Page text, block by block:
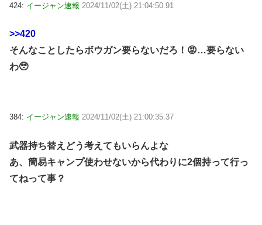
424: イージャン速報 2024/11/02(土) 21:04:50.91
>>420
そんなことしたらボウガン要らないだろ！😡…要らない
わ🥹
384: イージャン速報 2024/11/02(土) 21:00:35.37
武器持ち替えどう考えてもいらんよな
あ、簡易キャンプ使わせないから代わりに2個持って行っ
てねって事？